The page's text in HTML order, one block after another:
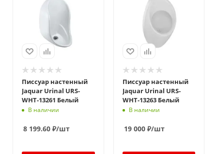
Писсуар настенный
Jaquar Urinal URS-
WHT-13261 Белый
В наличии
8 199.60 ₽/шт
Писсуар настенный
Jaquar Urinal URS-
WHT-13263 Белый
В наличии
19 000₽/шт